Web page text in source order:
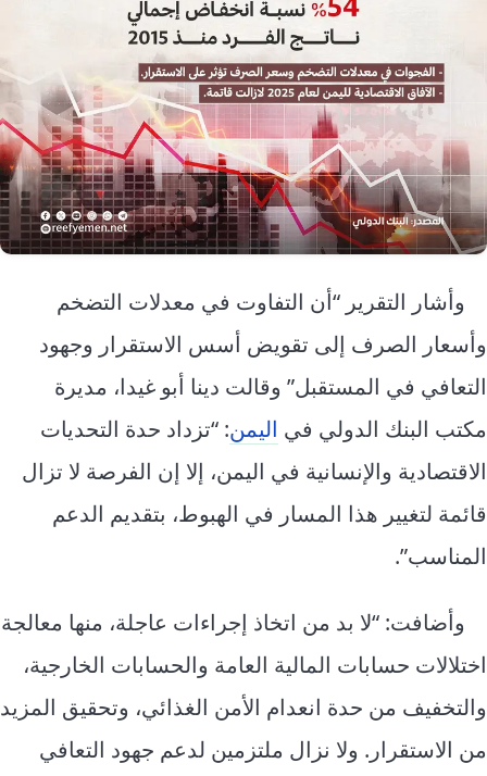
وأشار التقرير “أن التفاوت في معدلات التضخم
وأسعار الصرف إلى تقويض أسس الاستقرار وجهود
التعافي في المستقبل” وقالت دينا أبو غيدا، مديرة
مكتب البنك الدولي في اليمن: “تزداد حدة التحديات
الاقتصادية والإنسانية في اليمن، إلا إن الفرصة لا تزال
قائمة لتغيير هذا المسار في الهبوط، بتقديم الدعم
المناسب”.
وأضافت: “لا بد من اتخاذ إجراءات عاجلة، منها معالجة
اختلالات حسابات المالية العامة والحسابات الخارجية،
والتخفيف من حدة انعدام الأمن الغذائي، وتحقيق المزيد
من الاستقرار. ولا نزال ملتزمين لدعم جهود التعافي